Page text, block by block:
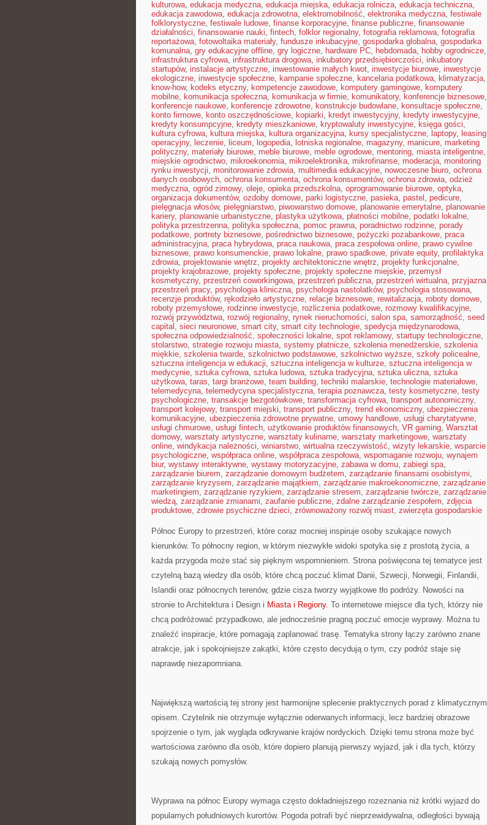
kulturowa, edukacja medyczna, edukacja miejska, edukacja rolnicza, edukacja techniczna,
edukacja zawodowa, edukacja zdrowotna, elektromobilność, elektronika medyczna, festiwale
folklorystyczne, festiwale ludowe, finanse korporacyjne, finanse publiczne, finansowanie
działalności, finansowanie nauki, fintech, folklor regionalny, fotografia reklamowa, fotografia
reportażowa, fotowoltaika materiały, fundusze inkubacyjne, gospodarka globalna, gospodarka
komunalna, gry edukacyjne offline, gry logiczne, hardware PC, hebdomada, hobby ogrodnicze,
infrastruktura cyfrowa, infrastruktura drogowa, inkubatory przedsiębiorczości, inkubatory
startupów, instalacje artystyczne, inwestowanie małych kwot, inwestycje biurowe, inwestycje
ekologiczne, inwestycje społeczne, kampanie społeczne, kancelaria podatkowa, klimatyzacja,
know-how, kodeks etyczny, kompetencje zawodowe, komputery gamingowe, komputery
mobilne, komunikacja społeczna, komunikacja w firmie, komunikatory, konferencje biznesowe,
konferencje naukowe, konferencje zdrowotne, konstrukcje budowlane, konsultacje społeczne,
konto firmowe, konto oszczędnościowe, kopiarki, kredyt inwestycyjny, kredyty inwestycyjne,
kredyty konsumpcyjne, kredyty mieszkaniowe, kryptowaluty inwestycyjne, księga gości,
kultura cyfrowa, kultura miejska, kultura organizacyjna, kursy specjalistyczne, laptopy, leasing
operacyjny, leczenie, liceum, logopedia, lotniska regionalne, magazyny, manicure, marketing
polityczny, materiały biurowe, meble biurowe, meble ogrodowe, mentoring, miasta inteligentne,
miejskie ogrodnictwo, mikroekonomia, mikroelektronika, mikrofinanse, moderacja, monitoring
rynku inwestycji, monitorowanie zdrowia, multimedia edukacyjne, nowoczesne biuro, ochrona
danych osobowych, ochrona konsumenta, ochrona konsumentów, ochrona zdrowia, odzież
medyczna, ogród zimowy, oleje, opieka przedszkolna, oprogramowanie biurowe, optyka,
organizacja dokumentów, ozdoby domowe, parki logistyczne, pasieka, pastel , pedicure,
pielęgnacja włosów, pielęgniarstwo, piwowarstwo domowe, planowanie emerytalne, planowanie
kariery, planowanie urbanistyczne, plastyka użytkowa, płatności mobilne, podatki lokalne,
polityka przestrzenna, polityka społeczna, pomoc prawna, poradnictwo rodzinne, porady
podatkowe, portrety biznesowe, pośrednictwo biznesowe, pożyczki pozabankowe, praca
administracyjna, praca hybrydowa, praca naukowa, praca zespołowa online, prawo cywilne
biznesowe, prawo konsumenckie, prawo lokalne, prawo spadkowe, private equity, profilaktyka
zdrowia, projektowanie wnętrz, projekty architektoniczne wnętrz, projekty funkcjonalne,
projekty krajobrazowe, projekty społeczne, projekty społeczne miejskie, przemysł
kosmetyczny, przestrzeń coworkingowa, przestrzeń publiczna, przestrzeń wirtualna, przyjazna
przestrzeń pracy, psychologia kliniczna, psychologia nastolatków, psychologia stosowana,
recenzje produktów, rękodzieło artystyczne, relacje biznesowe, rewitalizacja, roboty domowe,
roboty przemysłowe, rodzinne inwestycje, rozliczenia podatkowe, rozmowy kwalifikacyjne,
rozwój przywództwa, rozwój regionalny, rynek nieruchomości, salon spa, samorządność, seed
capital , sieci neuronowe, smart city, smart city technologie, spedycja międzynarodowa,
społeczna odpowiedzialność, społeczności lokalne, spot reklamowy, startupy technologiczne,
stolarstwo, strategie rozwoju miasta, systemy płatnicze, szkolenia menedżerskie, szkolenia
miękkie, szkolenia twarde, szkolnictwo podstawowe, szkolnictwo wyższe, szkoły policealne,
sztuczna inteligencja w edukacji, sztuczna inteligencja w kulturze, sztuczna inteligencja w
medycynie, sztuka cyfrowa, sztuka ludowa, sztuka tradycyjna, sztuka uliczna, sztuka
użytkowa, taras, targi branżowe, team building, techniki malarskie, technologie materiałowe,
telemedycyna, telemedycyna specjalistyczna, terapia poznawcza, testy kosmetyczne, testy
psychologiczne, transakcje bezgotówkowe, transformacja cyfrowa, transport autonomiczny,
transport kolejowy, transport miejski, transport publiczny, trend ekonomiczny, ubezpieczenia
komunikacyjne, ubezpieczenia zdrowotne prywatne, umowy handlowe, usługi charytatywne,
usługi chmurowe, usługi fintech, użytkowanie produktów finansowych, VR gaming, Warsztat
domowy, warsztaty artystyczne, warsztaty kulinarne, warsztaty marketingowe, warsztaty
online, windykacja należności, winiarstwo, wirtualna rzeczywistość, wizyty lekarskie, wsparcie
psychologiczne, współpraca online, współpraca zespołowa, wspomaganie rozwoju, wynajem
biur, wystawy interaktywne, wystawy motoryzacyjne, zabawa w domu, zabiegi spa,
zarządzanie biurem, zarządzanie domowym budżetem, zarządzanie finansami osobistymi,
zarządzanie kryzysem, zarządzanie majątkiem, zarządzanie makroekonomiczne, zarządzanie
marketingiem, zarządzanie ryzykiem, zarządzanie stresem, zarządzanie twórcze, zarządzanie
wiedzą, zarządzanie zmianami, zaufanie publiczne, zdalne zarządzanie zespołem, zdjęcia
produktowe, zdrowie psychiczne dzieci, zrównoważony rozwój miast, zwierzęta gospodarskie
Północ Europy to przestrzeń, które coraz mocniej inspiruje osoby szukające nowych
kierunków. To północny region, w którym niezwykłe widoki spotyka się z prostotą życia, a
każda przygoda może stać się pięknym wspomnieniem. Strona poświęcona tej tematyce jest
czytelną bazą wiedzy dla osób, które chcą poczuć klimat Danii, Szwecji, Norwegii, Finlandii,
Islandii oraz północnych terenów, gdzie cisza tworzy wyjątkowe tło podróży. Nowości na
stronie to Architektura i Design i Miasta i Regiony. To internetowe miejsce dla tych, którzy nie
chcą podróżować przypadkowo, ale jednocześnie pragną poczuć emocje wyprawy. Można tu
znaleźć inspiracje, które pomagają zaplanować trasę. Tematyka strony łączy zarówno znane
atrakcje, jak i spokojniejsze zakątki, które często decydują o tym, czy podróż staje się
naprawdę niezapomniana.
Największą wartością tej strony jest harmonijne splecenie praktycznych porad z klimatycznym
opisem. Czytelnik nie otrzymuje wyłącznie oderwanych informacji, lecz bardziej obrazowe
spojrzenie o tym, jak wygląda odkrywanie krajów nordyckich. Dzięki temu strona może być
wartościowa zarówno dla osób, które dopiero planują pierwszy wyjazd, jak i dla tych, którzy
szukają nowych pomysłów.
Wyprawa na północ Europy wymaga często dokładniejszego rozeznania niż krótki wyjazd do
popularnych południowych kurortów. Pogoda potrafi być nieprzewidywalna, odległości bywają